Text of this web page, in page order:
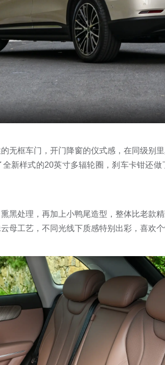
无框车门，开门降窗的仪式感，在同级别
新样式的20英寸多辐轮圈，刹车卡钳还
黑处理，再加上小鸭尾造型，整体比老款
母工艺，不同光线下质感特别出彩，喜欢